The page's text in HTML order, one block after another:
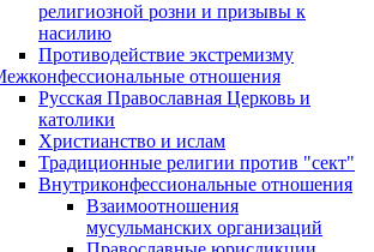
религиозной розни и призывы к
насилию
Противодействие экстремизму
отношения
Русская Православная Церковь и
католики
Христианство и ислам
Традиционные религии против "сект"
Внутриконфессиональные отношения
Взаимоотношения
мусульманских организаций